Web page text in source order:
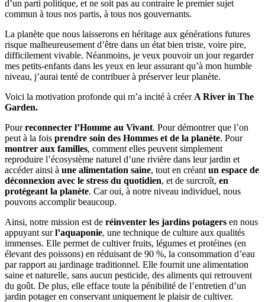
d’un parti politique, et ne soit pas au contraire le premier sujet
commun à tous nos partis, à tous nos gouvernants.
La planète que nous laisserons en héritage aux générations futures
risque malheureusement d’être dans un état bien triste, voire pire,
difficilement vivable. Néanmoins, je veux pouvoir un jour regarder
mes petits-enfants dans les yeux en leur assurant qu’à mon humble
niveau, j’aurai tenté de contribuer à préserver leur planète.
Voici la motivation profonde qui m’a incité à créer A River in The
Garden.
Pourreconnecter l’Homme au Vivant. Pour démontrer que l’on
peut à la fois prendre soin des Hommes et de la planète. Pour
montrer aux familles, comment elles peuvent simplement
reproduire l’écosystème naturel d’une rivière dans leur jardin et
accéder ainsi à une alimentation saine, tout en créant un espace de
déconnexion avec le stress du quotidien, et de surcroît, en
protégeant la planète. Car oui, à notre niveau individuel, nous
pouvons accomplir beaucoup.
Ainsi, notre mission est de réinventer les jardins potagers en nous
appuyant surl’aquaponie, une technique de culture aux qualités
immenses. Elle permet de cultiver fruits, légumes et protéines (en
élevant des poissons) en réduisant de 90 %, la consommation d’eau
par rapport au jardinage traditionnel. Elle fournit une alimentation
saine et naturelle, sans aucun pesticide, des aliments qui retrouvent
du goût. De plus, elle efface toute la pénibilité de l’entretien d’un
jardin potager en conservant uniquement le plaisir de cultiver.